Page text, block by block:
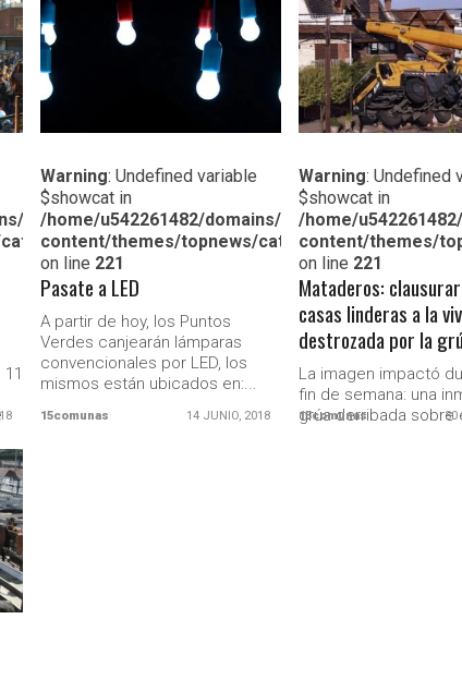
wp-
15comunas.com.ar/public_html/wp-
LEER MAS
Warning: Undefined variable
$showcat in
/home/u542261482/domains/15comunas.com.ar/
content/themes/topnews/category.php
on line 221
Pasate a LED
A partir de hoy, los Puntos
Verdes canjearán lámparas
convencionales por LED, los
mismos están ubicados en:...
15comunas 14 JUNIO, 2018
LEER MAS
Warning: Undefined
$showcat in
/home/
content/themes/
on line 221
Mataderos:
casas linderas a la
destrozada por la
La imagen impactó
fin de semana: una
grúa derribada sobre
15comunas 30